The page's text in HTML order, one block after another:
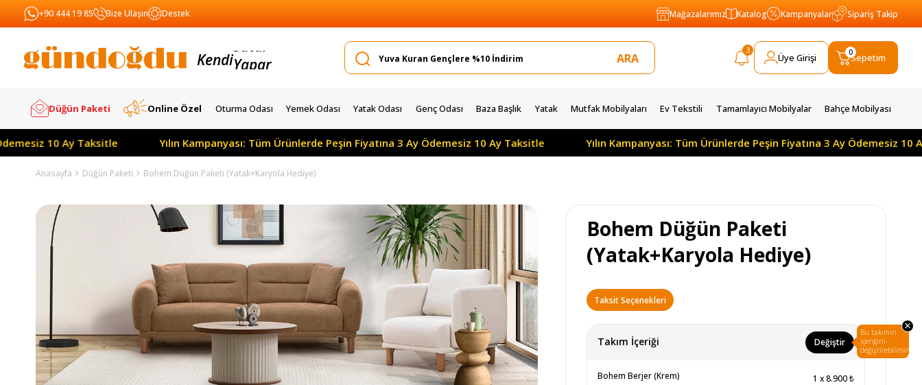
+90 444 19 85 Bize Ulaşın Destek Mağazalarımız Katalog Kampanyalar Sipariş Takip
KendiYapar
3
Üye Girişi Sepetim
0
Düğün Paketi Online Özel Oturma Odası Yemek Odası Yatak Odası Genç Odası Baza Başlık Yatak Mutfak Mobilyaları Ev Tekstili Tamamlayıcı Mobilyalar Bahçe Mobilyası
Taksitle Yılın Kampanyası: Tüm Ürünlerde Peşin Fiyatına 3 Ay Ödemesiz 10 Ay Taksitle Yılın Kampanyası: Tüm Ürünlerde Peşin Fiyatına 3 Ay Ödemesiz 10 Ay Taksitle
Anasayfa Düğün Paketi Bohem Düğün Paketi (Yatak+Karyola Hediye)
Bohem Düğün Paketi
(Yatak+Karyola Hediye)
Taksit Seçenekleri
Takım İçeriği Değiştir
×
Bu takımın
içeriğini
değiştirebilirsin.
Bohem Berjer (Krem) 1 x8.900 ₺